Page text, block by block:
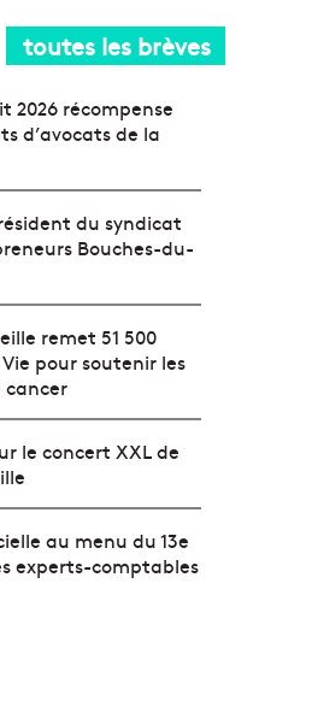
toutes les brèves
2026 récompense
d’avocats de la
du syndicat
Bouches-du-
remet 51 500
pour soutenir les
le concert XXL de
au menu du 13e
experts-comptables